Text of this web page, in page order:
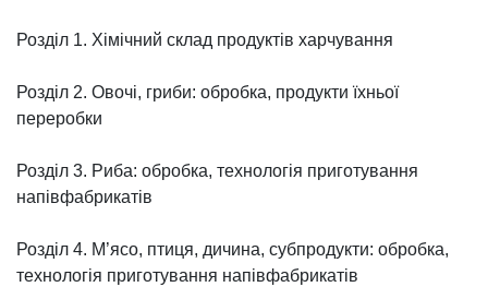
Розділ 1. Хімічний склад продуктів харчування
Розділ 2. Овочі, гриби: обробка, продукти їхньої
переробки
Розділ 3. Риба: обробка, технологія приготування
напівфабрикатів
Розділ 4. М’ясо, птиця, дичина, субпродукти: обробка,
технологія приготування напівфабрикатів